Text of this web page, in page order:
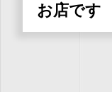
お店です